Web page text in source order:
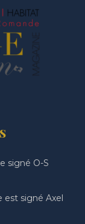
signé O-S
est signé Axel